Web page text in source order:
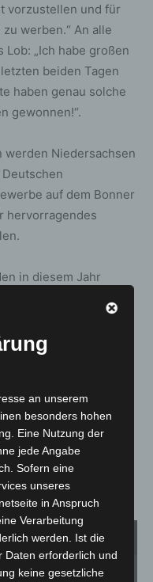
vorzustellen und für
werben.“ An alle
„Ich habe großen
beiden Tagen
haben genau solche
gewonnen!“.
werden Niedersachsen
auf dem Bonner
hervorragendes
in diesem Jahr
in
Hary dankte der
Veranstaltung. Ein
Lehrkräften, den
und den Sponsoren,
in dieser
Blick:
1von 5
an unserem
besonders hohen
Eine Nutzung der
jede Angabe
Sofern eine
unseres
in Anspruch
Verarbeitung
werden. Ist die
Daten erforderlich und
keine gesetzliche